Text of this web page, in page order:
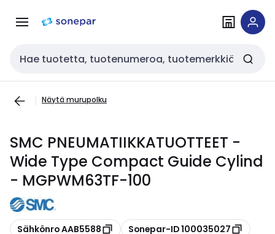
navigointiinsisältöön
Haku
Näytä murupolku
SMC PNEUMATIIKKATUOTTEET -
Wide Type Compact Guide Cylind
- MGPWM63TF-100
Kopioi
Sähkönro AAB5588 Kopioi
Sonepar-ID 100035027